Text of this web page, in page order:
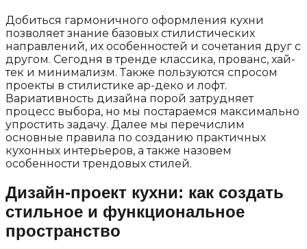
Добиться гармоничного оформления кухни
позволяет знание базовых стилистических
направлений, их особенностей и сочетания друг с
другом. Сегодня в тренде классика, прованс, хай-
тек и минимализм. Также пользуются спросом
проекты в стилистике ар-деко и лофт.
Вариативность дизайна порой затрудняет
процесс выбора, но мы постараемся максимально
упростить задачу. Далее мы перечислим
основные правила по созданию практичных
кухонных интерьеров, а также назовем
особенности трендовых стилей.
Дизайн-проект кухни: как создать
стильное и функциональное
пространство